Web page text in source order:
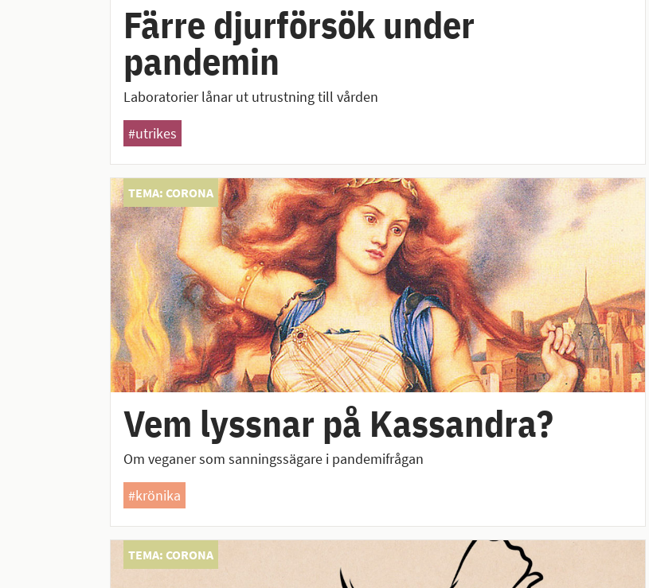
Färre djurförsök under
pandemin
Laboratorier lånar ut utrustning till vården
#utrikes
TEMA: CORONA
Vem lyssnar på Kassandra?
Om veganer som sanningssägare i pandemifrågan
#krönika
TEMA: CORONA